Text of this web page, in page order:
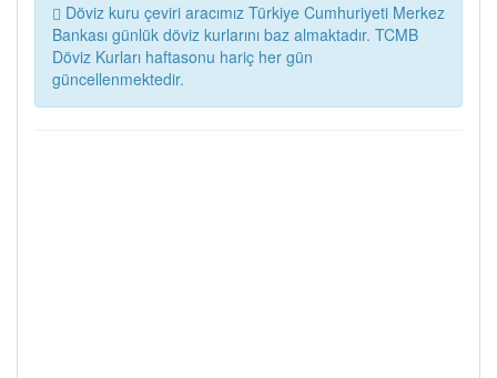
Döviz kuru çeviri aracımız Türkiye Cumhuriyeti Merkez
Bankası günlük döviz kurlarını baz almaktadır. TCMB
Döviz Kurları haftasonu hariç her gün
güncellenmektedir.